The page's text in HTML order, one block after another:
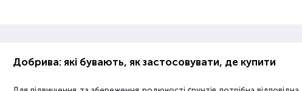
Добрива: які бувають, як застосовувати, де купити